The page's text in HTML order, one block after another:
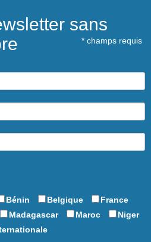
sans
* champs requis
Bénin Belgique
France
Madagascar Maroc
Niger